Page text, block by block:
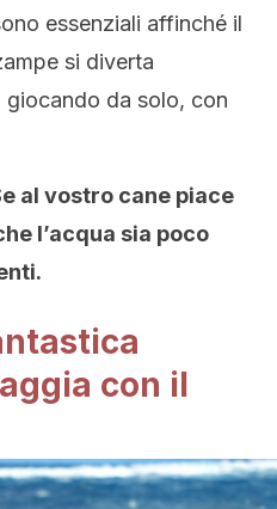
essenziali affinché il
si diverta
giocando da solo, con
al vostro cane piace
l’acqua sia poco
con il